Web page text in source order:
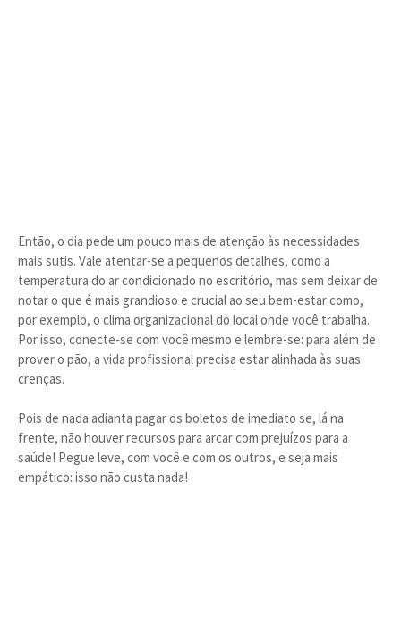
Então, o dia pede um pouco mais de atenção às necessidades
mais sutis. Vale atentar-se a pequenos detalhes, como a
temperatura do ar condicionado no escritório, mas sem deixar de
notar o que é mais grandioso e crucial ao seu bem-estar como,
por exemplo, o clima organizacional do local onde você trabalha.
Por isso, conecte-se com você mesmo e lembre-se: para além de
prover o pão, a vida profissional precisa estar alinhada às suas
crenças.
Pois de nada adianta pagar os boletos de imediato se, lá na
frente, não houver recursos para arcar com prejuízos para a
saúde! Pegue leve, com você e com os outros, e seja mais
empático: isso não custa nada!